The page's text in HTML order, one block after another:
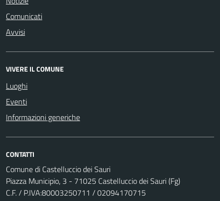
Comunicati
Avvisi
VIVERE IL COMUNE
Luoghi
Eventi
Informazioni generiche
CONTATTI
Comune di Castelluccio dei Sauri
Piazza Municipio, 3 - 71025 Castelluccio dei Sauri (Fg)
C.F. / P.IVA:80003250711 / 02094170715